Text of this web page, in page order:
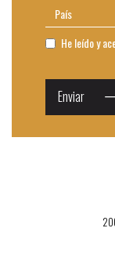
He leído y
Enviar